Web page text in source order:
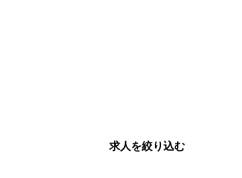
求人を絞り込む